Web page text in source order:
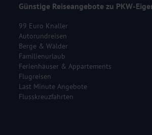
Günstige Reiseangebote zu PKW-
99 Euro Knaller
Autorundreisen
Berge & Wälder
Familienurlaub
Ferienhäuser & Appartements
Flugreisen
Last Minute Angebote
Flusskreuzfahrten